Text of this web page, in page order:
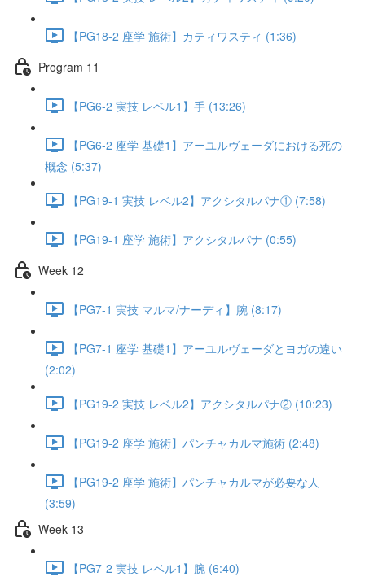
【PG18-2 座学 施術】カティワスティ (1:36)
Program 11
【PG6-2 実技 レベル1】手 (13:26)
【PG6-2 座学 基礎1】アーユルヴェーダにおける死の
概念 (5:37)
【PG19-1 実技 レベル2】アクシタルパナ① (7:58)
【PG19-1 座学 施術】アクシタルパナ (0:55)
Week 12
【PG7-1 実技 マルマ/ナーディ】腕 (8:17)
【PG7-1 座学 基礎1】アーユルヴェーダとヨガの違い
(2:02)
【PG19-2 実技 レベル2】アクシタルパナ② (10:23)
【PG19-2 座学 施術】パンチャカルマ施術 (2:48)
【PG19-2 座学 施術】パンチャカルマが必要な人
(3:59)
Week 13
【PG7-2 実技 レベル1】腕 (6:40)